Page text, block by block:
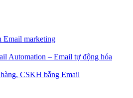
Email marketing
Automation – Email tự động hóa
CSKH bằng Email